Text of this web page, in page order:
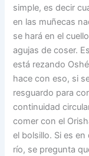
simple, es decir
en las muñecas
se hará en el
agujas de coser.
está rezando
hace con eso, si
resguardo para
continuidad
comer con el
el bolsillo. Si es
río, se pregunta